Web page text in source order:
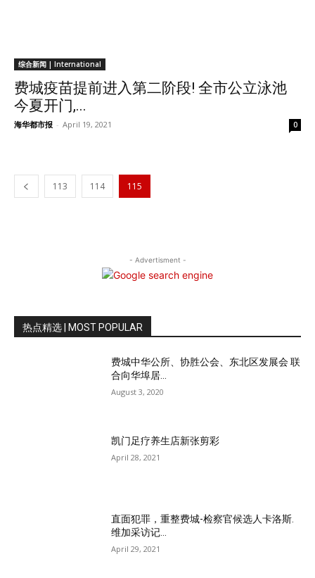
综合新闻 | International
费城疫苗提前进入第二阶段! 全市公立泳池
今夏开门,...
海华都市报 - April 19, 2021 0
113 114 115
- Advertisment -
热点精选 | MOST POPULAR
费城中华公所、协胜公会、东北区发展会 联
合向华埠居...
August 3, 2020
凯门足疗养生店新张剪彩
April 28, 2021
直面犯罪，重整费城-检察官候选人卡洛斯.
维加采访记...
April 29, 2021